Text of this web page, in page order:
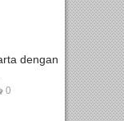
dengan
0